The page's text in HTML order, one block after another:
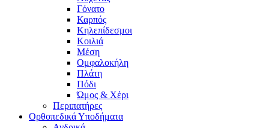
Γόνατο
Καρπός
Κηλεπίδεσμοι
Κοιλιά
Μέση
Ομφαλοκήλη
Πλάτη
Πόδι
Ώμος & Χέρι
Περιπατήρες
Ορθοπεδικά Υποδήματα